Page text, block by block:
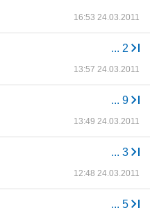
16:53 24.03.2011
... 2
13:57 24.03.2011
... 9
13:49 24.03.2011
... 3
12:48 24.03.2011
... 5